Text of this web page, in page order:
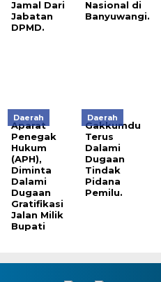
Jamal Dari
Jabatan
DPMD.
Nasional di
Banyuwangi.
Daerah
Aparat
Penegak
Hukum
(APH),
Diminta
Dalami
Dugaan
Gratifikasi
Jalan Milik
Bupati
Daerah
Gakkumdu
Terus
Dalami
Dugaan
Tindak
Pidana
Pemilu.